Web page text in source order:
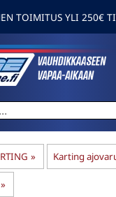
TOIMITUS YLI 250€
‪» Karting
‪»